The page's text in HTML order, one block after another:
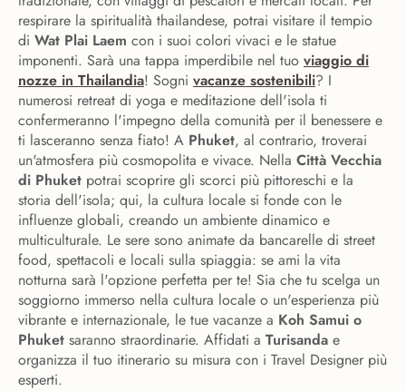
respirare la spiritualità thailandese, potrai visitare il tempio
di Wat Plai Laem con i suoi colori vivaci e le statue
imponenti. Sarà una tappa imperdibile nel tuo viaggio di
nozze in Thailandia! Sogni vacanze sostenibili? I
numerosi retreat di yoga e meditazione dell'isola ti
confermeranno l'impegno della comunità per il benessere e
ti lasceranno senza fiato! A Phuket, al contrario, troverai
un'atmosfera più cosmopolita e vivace. Nella Città Vecchia
di Phuket potrai scoprire gli scorci più pittoreschi e la
storia dell'isola; qui, la cultura locale si fonde con le
influenze globali, creando un ambiente dinamico e
multiculturale. Le sere sono animate da bancarelle di street
food, spettacoli e locali sulla spiaggia: se ami la vita
notturna sarà l'opzione perfetta per te! Sia che tu scelga un
soggiorno immerso nella cultura locale o un'esperienza più
vibrante e internazionale, le tue vacanze a Koh Samui o
Phuket saranno straordinarie. Affidati a Turisanda e
organizza il tuo itinerario su misura con i Travel Designer più
esperti.